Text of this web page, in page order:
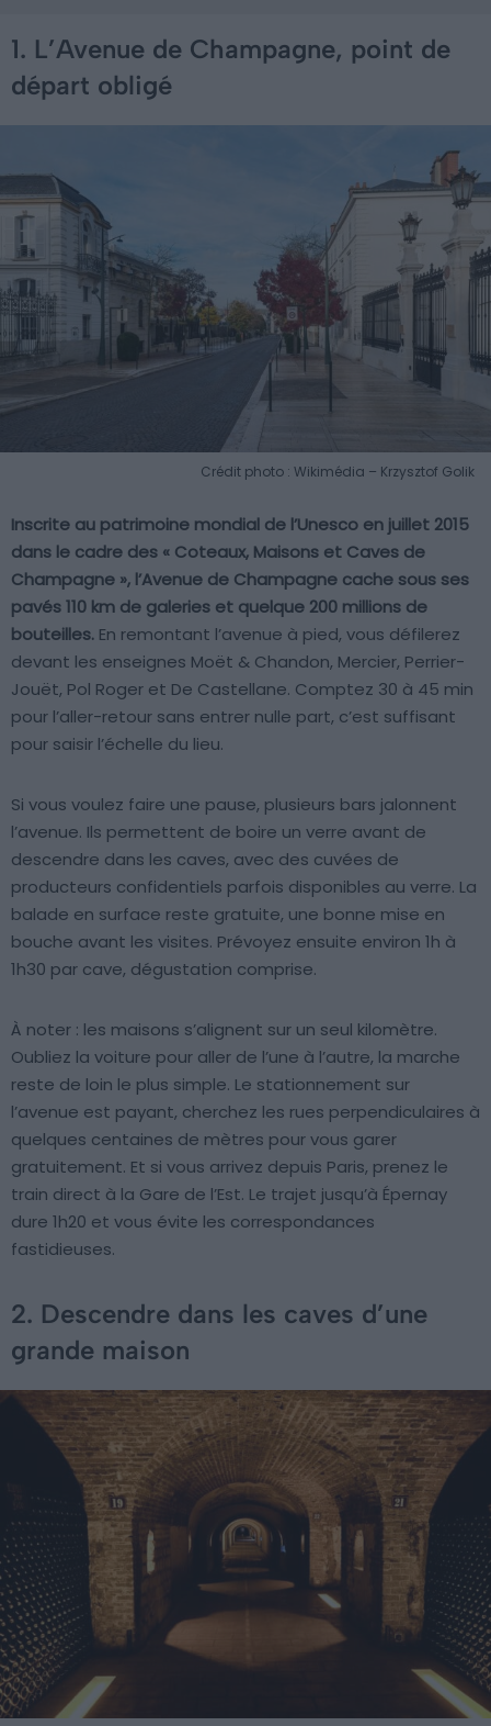
1. L’Avenue de Champagne, point de
départ obligé
Crédit photo : Wikimédia – Krzysztof Golik
Inscrite au patrimoine mondial de l’Unesco en juillet 2015
dans le cadre des « Coteaux, Maisons et Caves de
Champagne », l’Avenue de Champagne cache sous ses
pavés 110 km de galeries et quelque 200 millions de
bouteilles. En remontant l’avenue à pied, vous défilerez
devant les enseignes Moët & Chandon, Mercier, Perrier-
Jouët, Pol Roger et De Castellane. Comptez 30 à 45 min
pour l’aller-retour sans entrer nulle part, c’est suffisant
pour saisir l’échelle du lieu.
Si vous voulez faire une pause, plusieurs bars jalonnent
l’avenue. Ils permettent de boire un verre avant de
descendre dans les caves, avec des cuvées de
producteurs confidentiels parfois disponibles au verre. La
balade en surface reste gratuite, une bonne mise en
bouche avant les visites. Prévoyez ensuite environ 1h à
1h30 par cave, dégustation comprise.
À noter : les maisons s’alignent sur un seul kilomètre.
Oubliez la voiture pour aller de l’une à l’autre, la marche
reste de loin le plus simple. Le stationnement sur
l’avenue est payant, cherchez les rues perpendiculaires à
quelques centaines de mètres pour vous garer
gratuitement. Et si vous arrivez depuis Paris, prenez le
train direct à la Gare de l’Est. Le trajet jusqu’à Épernay
dure 1h20 et vous évite les correspondances
fastidieuses.
2. Descendre dans les caves d’une
grande maison